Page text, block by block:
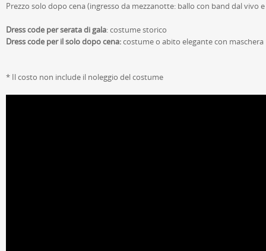
Prezzo solo dopo cena (ingresso da mezzanotte: ballo con band dal vivo
Dress code per serata di gala: costume storico
Dress code per il solo dopo cena:costume o abito elegante con maschera
* Il costo non include il noleggio del costume